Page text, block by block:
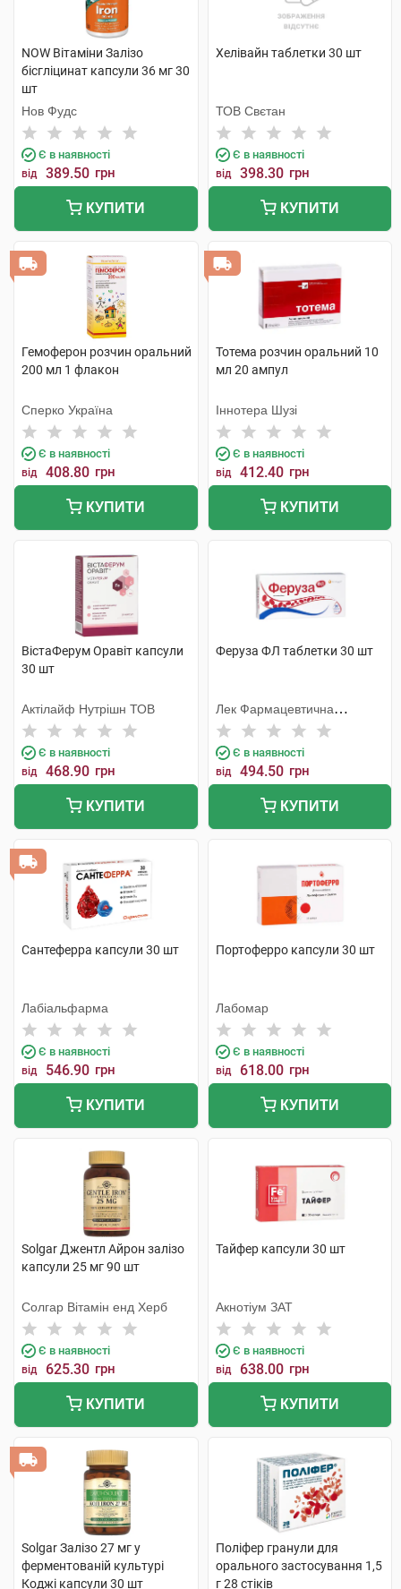
NOW Вітаміни Залізо
бісгліцинат капсули 36 мг 30
шт
Нов Фудс
Є в наявності
від 389.50 грн
КУПИТИ
Хелівайн таблетки 30 шт
ТОВ Свєтан
Є в наявності
від 398.30 грн
КУПИТИ
Гемоферон розчин оральний
200 мл 1 флакон
Сперко Україна
Є в наявності
від 408.80 грн
КУПИТИ
Тотема розчин оральний 10
мл 20 ампул
Іннотера Шузі
Є в наявності
від 412.40 грн
КУПИТИ
ВістаФерум Оравіт капсули
30 шт
Актілайф Нутрішн ТОВ
Є в наявності
від 468.90 грн
КУПИТИ
Феруза ФЛ таблетки 30 шт
Лек Фармацевтична
компанія
Є в наявності
від 494.50 грн
КУПИТИ
Сантеферра капсули 30 шт
Лабіальфарма
Є в наявності
від 546.90 грн
КУПИТИ
Портоферро капсули 30 шт
Лабомар
Є в наявності
від 618.00 грн
КУПИТИ
Solgar Джентл Айрон залізо
капсули 25 мг 90 шт
Солгар Вітамін енд Херб
Є в наявності
від 625.30 грн
КУПИТИ
Тайфер капсули 30 шт
Акнотіум ЗАТ
Є в наявності
від 638.00 грн
КУПИТИ
Solgar Залізо 27 мг у
ферментованій культурі
Коджі капсули 30 шт
Поліфер гранули для
орального застосування 1,5
г 28 стіків